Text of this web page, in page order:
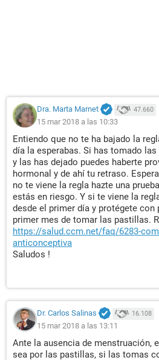
Dra. Marta Marnet 47.660
15 mar 2018 a las 10:33
Entiendo que no te ha bajado la
día la esperabas. Si has tomado
y las has dejado puedes haberte
hormonal y de ahí tu retraso.
no te viene la regla hazte una
estás en riesgo. Y si te viene la
desde el primer día y protégete con
primer mes de tomar las pastillas.
https://salud.ccm.net/faq/6283-
anticonceptiva
Saludos !
Dr. Carlos Salinas 16.108
15 mar 2018 a las 13:11
Ante la ausencia de menstruación,
sea por las pastillas, si las tomas